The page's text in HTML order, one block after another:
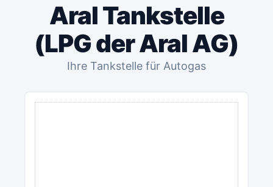
Aral Tankstelle
(LPG der Aral AG)
Ihre Tankstelle für Autogas